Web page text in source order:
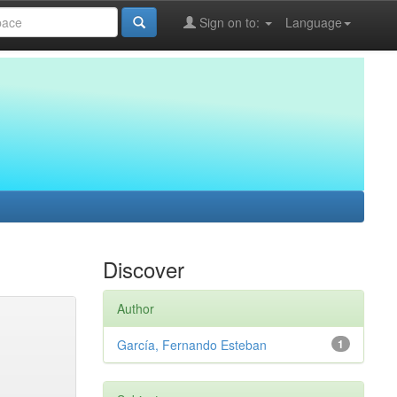
Language
Sign on to:
Discover
Author
1
García, Fernando Esteban